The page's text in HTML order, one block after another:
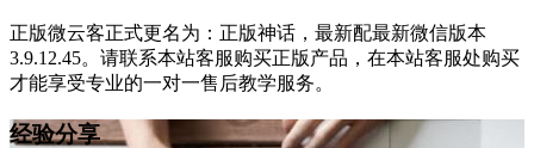
正版微云客正式更名为：正版神话，最新配最新微信版本
3.9.12.45。请联系本站客服购买正版产品，在本站客服处购买
才能享受专业的一对一售后教学服务。
经验分享